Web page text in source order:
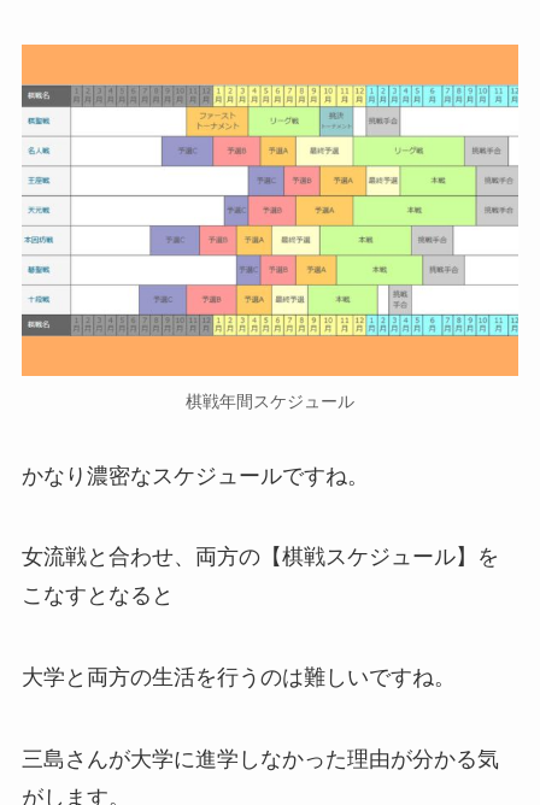
棋戦年間スケジュール
かなり濃密なスケジュールですね。
女流戦と合わせ、両方の【棋戦スケジュール】を
こなすとなると
大学と両方の生活を行うのは難しいですね。
三島さんが大学に進学しなかった理由が分かる気
がします。